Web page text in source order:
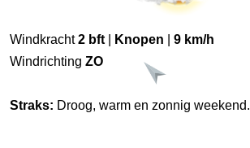
Windkracht2 bft Knopen
9 km/h
Windrichting ZO
Straks: Droog, warm en zonnig weekend.